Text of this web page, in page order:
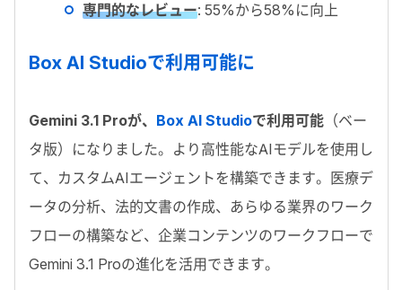
専門的なレビュー: 55%から58% に向上
Box AI Studioで利用可能に
Gemini 3.1 Proが、 Box AI Studioで利用可能 （ベー
タ版）になりました。より高性能なAIモデルを使用し
て、カスタムAIエージェントを構築できます。医療デ
ータの分析、法的文書の作成、あらゆる業界のワーク
フローの構築など、企業コンテンツのワークフローで
Gemini 3.1 Proの進化を活用できます。